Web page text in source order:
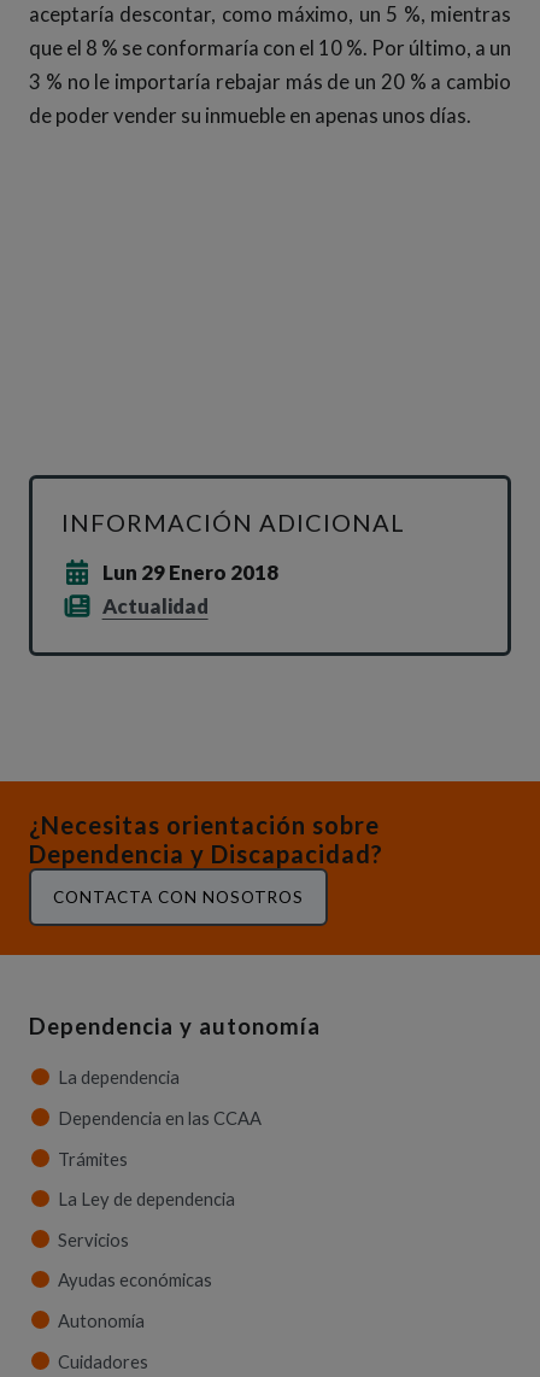
aceptaría descontar, como máximo, un 5 %, mientras
que el 8 % se conformaría con el 10 %. Por último, a un
3 % no le importaría rebajar más de un 20 % a cambio
de poder vender su inmueble en apenas unos días.
INFORMACIÓN ADICIONAL
Lun 29 Enero 2018
Actualidad
¿Necesitas orientación sobre
Dependencia y Discapacidad?
CONTACTA CON NOSOTROS
Dependencia y autonomía
La dependencia
Dependencia en las CCAA
Trámites
La Ley de dependencia
Servicios
Ayudas económicas
Autonomía
Cuidadores